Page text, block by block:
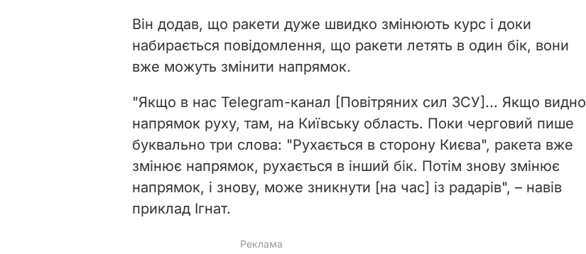
o
Він додав, що ракети дуже швидко змінюють курс і доки
набирається повідомлення, що ракети летять в один бік, вони
вже можуть змінити напрямок.
"Якщо в нас Telegram-канал [Повітряних сил ЗСУ]... Якщо видно
напрямок руху, там, на Київську область. Поки черговий пише
буквально три слова: "Рухається в сторону Києва", ракета вже
змінює напрямок, рухається в інший бік. Потім знову змінює
напрямок, і знову, може зникнути [на час] із радарів", – навів
приклад Ігнат.